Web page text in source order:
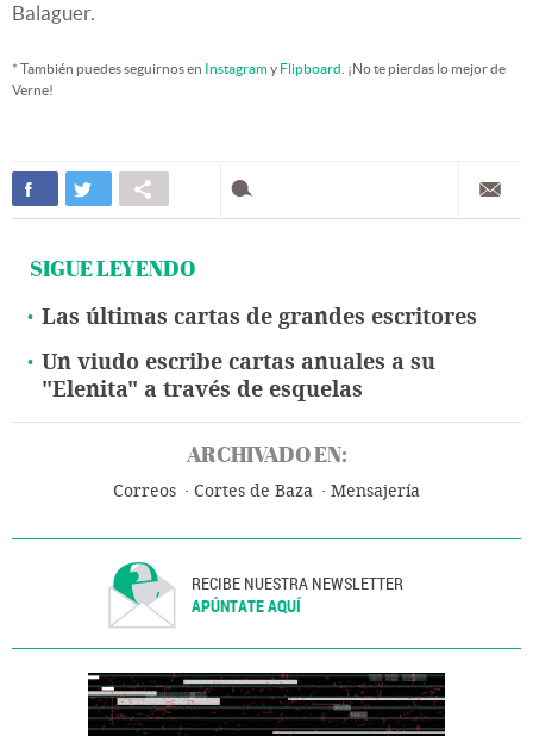
Balaguer.
* También puedes seguirnos en Instagramy Flipboard . ¡No te pierdas lo mejor de
Verne!
SIGUE LEYENDO
Las últimas cartas de grandes escritores
Un viudo escribe cartas anuales a su
"Elenita" a través de esquelas
ARCHIVADO EN:
Correos Cortes de Baza Mensajería
RECIBE NUESTRA NEWSLETTER
APÚNTATE AQUÍ